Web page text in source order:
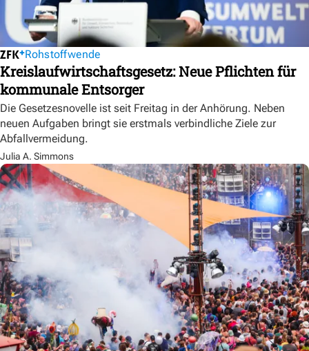
Rohstoffwende
Kreislaufwirtschaftsgesetz: Neue Pflichten für
kommunale Entsorger
Die Gesetzesnovelle ist seit Freitag in der Anhörung. Neben
neuen Aufgaben bringt sie erstmals verbindliche Ziele zur
Abfallvermeidung.
Julia A. Simmons